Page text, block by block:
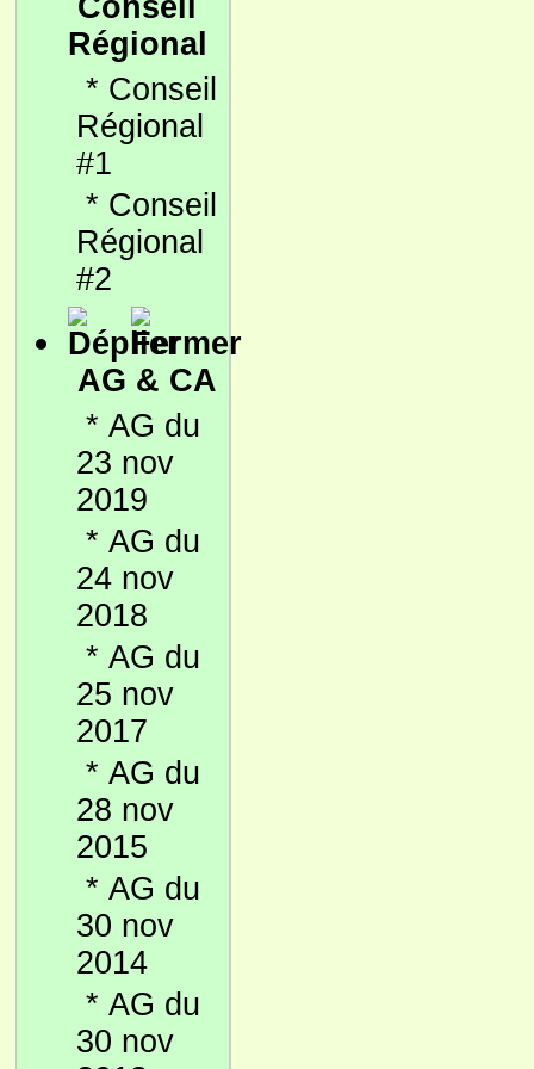
Conseil
Régional
* Conseil
Régional
#1
* Conseil
Régional
#2
AG & CA
* AG du
23 nov
2019
* AG du
24 nov
2018
* AG du
25 nov
2017
* AG du
28 nov
2015
* AG du
30 nov
2014
* AG du
30 nov